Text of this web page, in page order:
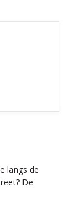
langs de
De